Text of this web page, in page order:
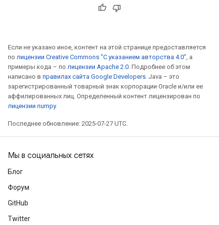
Если не указано иное, контент на этой странице предоставляется
по лицензии Creative Commons "С указанием авторства 4.0", а
примеры кода – по лицензии Apache 2.0. Подробнее об этом
написано в правилах сайта Google Developers. Java – это
зарегистрированный товарный знак корпорации Oracle и/или ее
аффилированных лиц. Определенный контент лицензирован по
лицензии numpy.
Последнее обновление: 2025-07-27 UTC.
Мы в социальных сетях
Блог
Форум
GitHub
Twitter